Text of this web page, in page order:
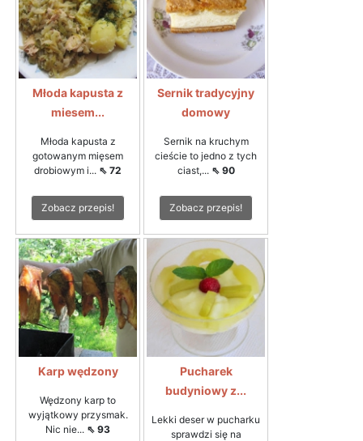
Młoda kapusta z
miesem...
Młoda kapusta z
gotowanym mięsem
drobiowym i... ⇖ 72
Zobacz przepis!
Sernik tradycyjny
domowy
Sernik na kruchym
cieście to jedno z tych
ciast,... ⇖ 90
Zobacz przepis!
Karp wędzony
Wędzony karp to
wyjątkowy przysmak.
Nic nie... ⇖ 93
Pucharek
budyniowy z...
Lekki deser w pucharku
sprawdzi się na